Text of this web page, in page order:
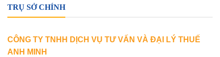
TRỤ SỞ CHÍNH
CÔNG TY TNHH DỊCH VỤ TƯ VẤN VÀ ĐẠI LÝ THUẾ
ANH MINH